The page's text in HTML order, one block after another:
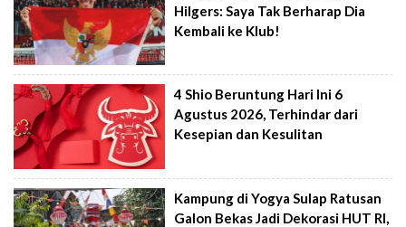
Hilgers: Saya Tak Berharap Dia
Kembali ke Klub!
4 Shio Beruntung Hari Ini 6
Agustus 2026, Terhindar dari
Kesepian dan Kesulitan
Kampung di Yogya Sulap Ratusan
Galon Bekas Jadi Dekorasi HUT RI,